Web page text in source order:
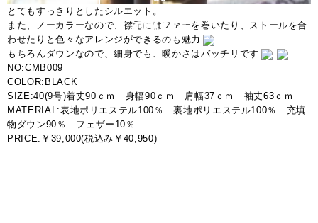
とてもすっきりとしたシルエット。
また、ノーカラーなので、襟元にはファーを巻いたり、ストールを合
わせたりと色々なアレンジができるのも魅力
もちろんダウンなので、細身でも、暖かさはバッチリです
NO:CMB009
COLOR:BLACK
SIZE:40(9号)着丈90ｃｍ 身幅90ｃｍ 肩幅37ｃｍ 袖丈63ｃｍ
MATERIAL:表地ポリエステル100％ 裏地ポリエステル100％ 充填
物ダウン90％ フェザー10％
PRICE:￥39,000(税込み￥40,950)